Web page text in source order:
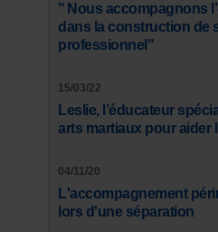
" Nous accompagnons
dans la construction de
professionnel"
15/03/22
Leslie, l’éducateur
arts martiaux pour aider
04/11/20
L'accompagnement
lors d'une séparation